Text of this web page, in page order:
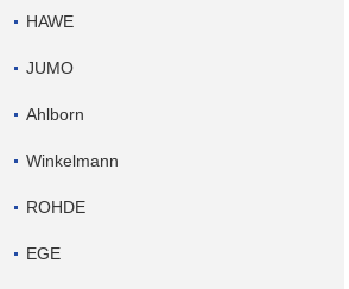
HAWE
JUMO
Ahlborn
Winkelmann
ROHDE
EGE